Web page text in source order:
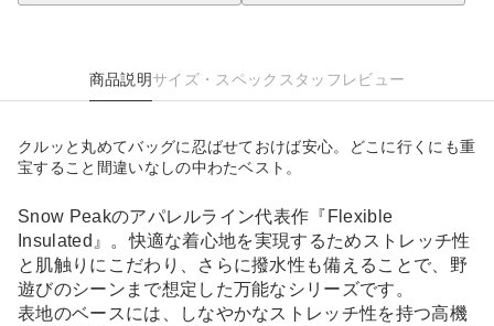
商品説明サイズ・スペック スタッフレビュー
クルッと丸めてバッグに忍ばせておけば安心。どこに行くにも重
宝すること間違いなしの中わたベスト。
Snow Peakのアパレルライン代表作『Flexible
Insulated』。快適な着心地を実現するためストレッチ性
と肌触りにこだわり、さらに撥水性も備えることで、野
遊びのシーンまで想定した万能なシリーズです。
表地のベースには、しなやかなストレッチ性を持つ高機